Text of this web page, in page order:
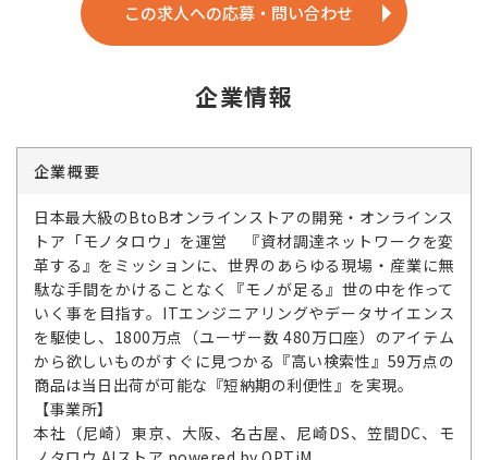
この求人への応募・問い合わせ
企業情報
企業概要
日本最大級のBtoBオンラインストアの開発・オンラインス
トア「モノタロウ」を運営 『資材調達ネットワークを変
革する』をミッションに、世界のあらゆる現場・産業に無
駄な手間をかけることなく『モノが足る』世の中を作って
いく事を目指す。ITエンジニアリングやデータサイエンス
を駆使し、1800万点（ユーザー数 480万口座）のアイテム
から欲しいものがすぐに見つかる『高い検索性』59万点の
商品は当日出荷が可能な『短納期の利便性』を実現。
【事業所】
本社（尼崎）東京、大阪、名古屋、尼崎DS、笠間DC、モ